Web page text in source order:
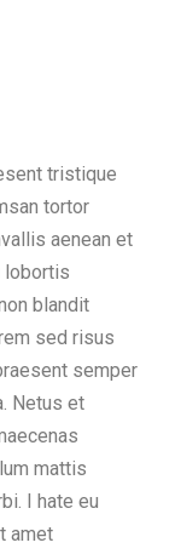
tristique
tortor
aenean et
lobortis
blandit
sed risus
semper
Netus et
mattis
I hate eu
amet